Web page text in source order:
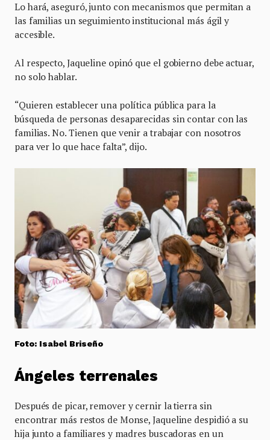
Lo hará, aseguró, junto con mecanismos que permitan a
las familias un seguimiento institucional más ágil y
accesible.
Al respecto, Jaqueline opinó que el gobierno debe actuar,
no solo hablar.
“Quieren establecer una política pública para la
búsqueda de personas desaparecidas sin contar con las
familias. No. Tienen que venir a trabajar con nosotros
para ver lo que hace falta”, dijo.
Foto: Isabel Briseño
Ángeles terrenales
Después de picar, remover y cernir la tierra sin
encontrar más restos de Monse, Jaqueline despidió a su
hija junto a familiares y madres buscadoras en un